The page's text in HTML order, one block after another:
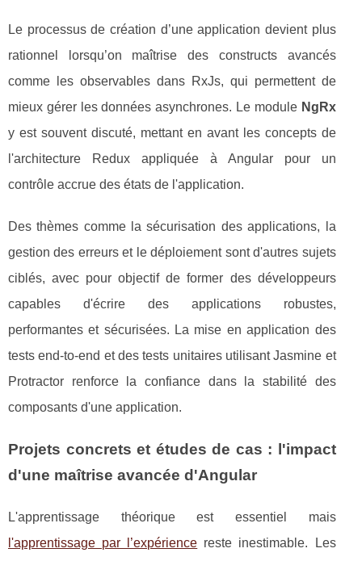
Le processus de création d’une application devient plus
rationnel lorsqu’on maîtrise des constructs avancés
comme les observables dans RxJs, qui permettent de
mieux gérer les données asynchrones. Le module NgRx
y est souvent discuté, mettant en avant les concepts de
l'architecture Redux appliquée à Angular pour un
contrôle accrue des états de l'application.
Des thèmes comme la sécurisation des applications, la
gestion des erreurs et le déploiement sont d'autres sujets
ciblés, avec pour objectif de former des développeurs
capables d'écrire des applications robustes,
performantes et sécurisées. La mise en application des
tests end-to-end et des tests unitaires utilisant Jasmine et
Protractor renforce la confiance dans la stabilité des
composants d'une application.
Projets concrets et études de cas : l'impact
d'une maîtrise avancée d'Angular
L'apprentissage théorique est essentiel mais
l'apprentissage par l’expérience reste inestimable. Les